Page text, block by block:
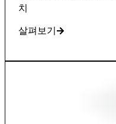
치
살펴보기